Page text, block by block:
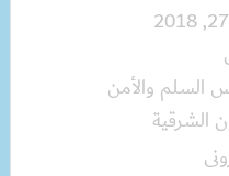
السلم والأمن
الشرقية